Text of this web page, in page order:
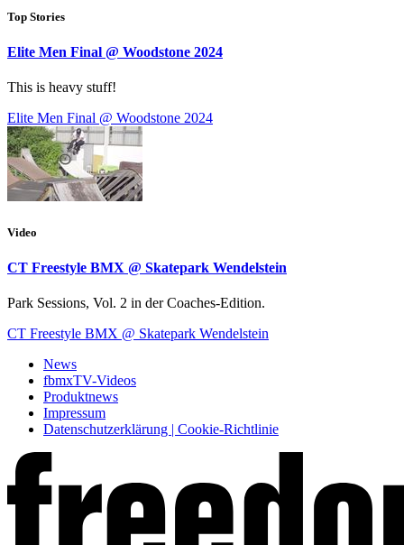
Top Stories
Elite Men Final @ Woodstone 2024
This is heavy stuff!
Elite Men Final @ Woodstone 2024
Video
CT Freestyle BMX @ Skatepark Wendelstein
Park Sessions, Vol. 2 in der Coaches-Edition.
CT Freestyle BMX @ Skatepark Wendelstein
News
fbmxTV-Videos
Produktnews
Impressum
Datenschutzerklärung | Cookie-Richtlinie